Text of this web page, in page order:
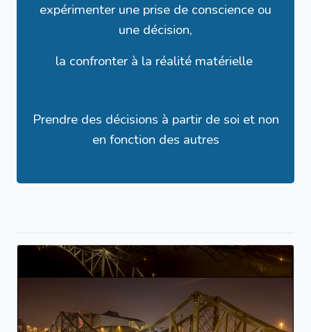
expérimenter une prise de conscience ou
une décision,
la confronter à la réalité matérielle
Prendre des décisions à partir de soi et non
en fonction des autres